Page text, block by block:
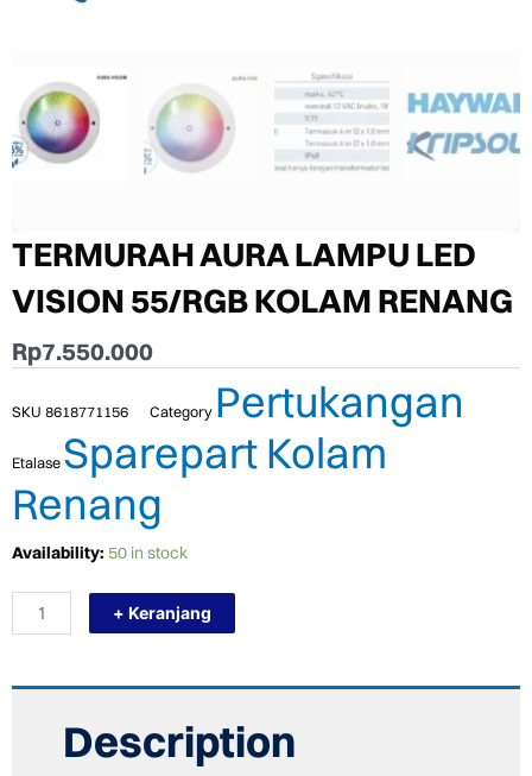
TERMURAH AURA LAMPU LED
VISION 55/RGB KOLAM RENANG
Rp7.550.000
SKU 8618771156 Category Pertukangan
Etalase Sparepart Kolam
Renang
Availability: 50 in stock
TERMURAH
LAMPU
LED
VISION
quantity
+ Keranjang
Description